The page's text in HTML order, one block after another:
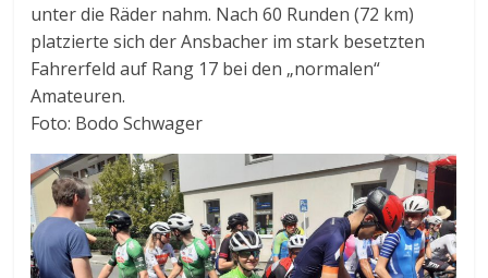
unter die Räder nahm. Nach 60 Runden (72 km)
platzierte sich der Ansbacher im stark besetzten
Fahrerfeld auf Rang 17 bei den „normalen“
Amateuren.
Foto: Bodo Schwager